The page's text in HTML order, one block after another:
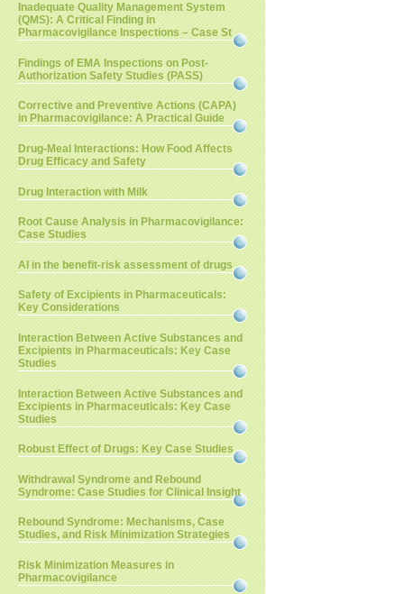
Inadequate Quality Management System
(QMS): A Critical Finding in
Pharmacovigilance Inspections – Case St
Findings of EMA Inspections on Post-
Authorization Safety Studies (PASS)
Corrective and Preventive Actions (CAPA)
in Pharmacovigilance: A Practical Guide
Drug-Meal Interactions: How Food Affects
Drug Efficacy and Safety
Drug Interaction with Milk
Root Cause Analysis in Pharmacovigilance:
Case Studies
AI in the benefit-risk assessment of drugs
Safety of Excipients in Pharmaceuticals:
Key Considerations
Interaction Between Active Substances and
Excipients in Pharmaceuticals: Key Case
Studies
Interaction Between Active Substances and
Excipients in Pharmaceuticals: Key Case
Studies
Robust Effect of Drugs: Key Case Studies
Withdrawal Syndrome and Rebound
Syndrome: Case Studies for Clinical Insight
Rebound Syndrome: Mechanisms, Case
Studies, and Risk Minimization Strategies
Risk Minimization Measures in
Pharmacovigilance